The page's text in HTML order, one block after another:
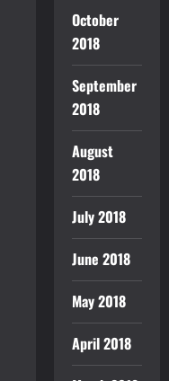
October
2018
September
2018
August
2018
July 2018
June 2018
May 2018
April 2018